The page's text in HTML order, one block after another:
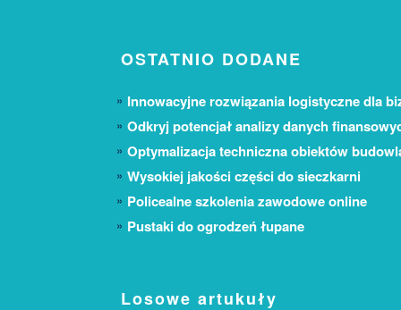
OSTATNIO DODANE
Innowacyjne rozwiązania logistyczne dla
Odkryj potencjał analizy danych
Optymalizacja techniczna obiektów
Wysokiej jakości części do sieczkarni
Policealne szkolenia zawodowe online
Pustaki do ogrodzeń łupane
Losowe artukuły